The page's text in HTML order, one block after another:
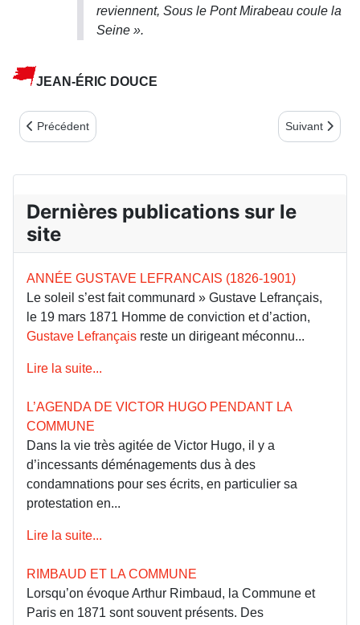
reviennent, Sous le Pont Mirabeau coule la
Seine ».
JEAN-ÉRIC DOUCE
Article précédent : Notes de lecture 3e trimestre 2023
Précédent Article
Suivant
Dernières publications sur le
site
ANNÉE GUSTAVE LEFRANCAIS (1826-1901)
Le soleil s’est fait communard » Gustave Lefrançais,
le 19 mars 1871 Homme de conviction et d’action,
Gustave Lefrançais reste un dirigeant méconnu...
Lire la suite...
L’AGENDA DE VICTOR HUGO PENDANT LA
COMMUNE
Dans la vie très agitée de Victor Hugo, il y a
d’incessants déménagements dus à des
condamnations pour ses écrits, en particulier sa
protestation en...
Lire la suite...
RIMBAUD ET LA COMMUNE
Lorsqu’on évoque Arthur Rimbaud, la Commune et
Paris en 1871 sont souvent présents. Des